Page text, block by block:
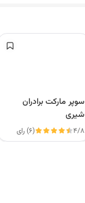
سوپر مارکت برادران
شیری
4/8 (6) رای